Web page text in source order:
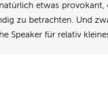
etwas provokant,
zu betrachten. Und
Speaker für relativ